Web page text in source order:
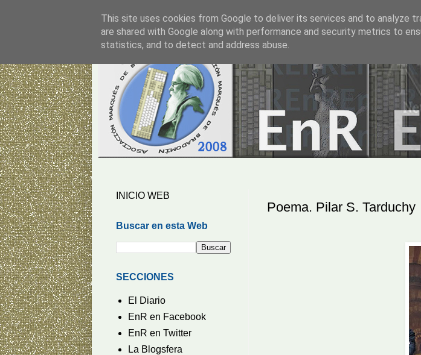
Poema. Pilar S. Tarduchy
INICIO WEB
Buscar en esta Web
SECCIONES
El Diario
EnR en Facebook
EnR en Twitter
La Blogsfera
This site uses cookies from Google to deliver its services and to analyze
are shared with Google along with performance and security metrics to
statistics, and to detect and address abuse.